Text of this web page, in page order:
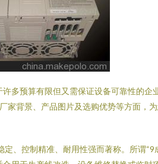
多预算有限但又需保证设备可靠性的
背景、产品图片及选购优势等方面，为
、控制精准、耐用性强而著称。所谓